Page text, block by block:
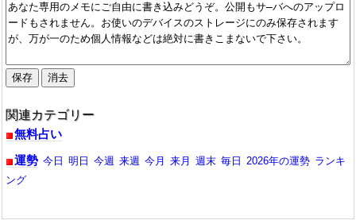
関連カテゴリー
無料占い
運勢 今日 明日 今週 来週 今月 来月 週末 毎日 2026年の運勢 ランキ
ング